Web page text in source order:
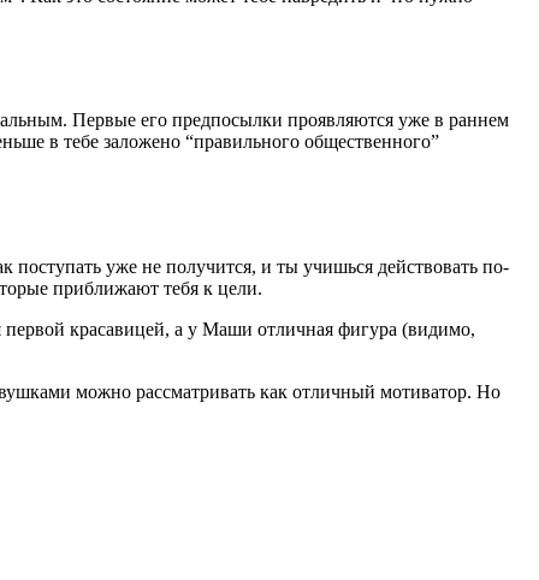
Первые его предпосылки проявляются уже в раннем
в тебе заложено “правильного общественного”
поступать уже не получится, и ты учишься действовать по-
приближают тебя к цели.
красавицей, а у Маши отличная фигура (видимо,
можно рассматривать как отличный мотиватор. Но